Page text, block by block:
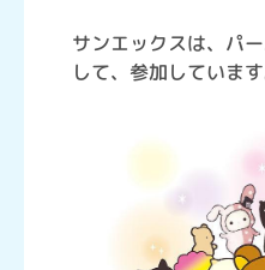
サンエックスは、パ
して、参加しています